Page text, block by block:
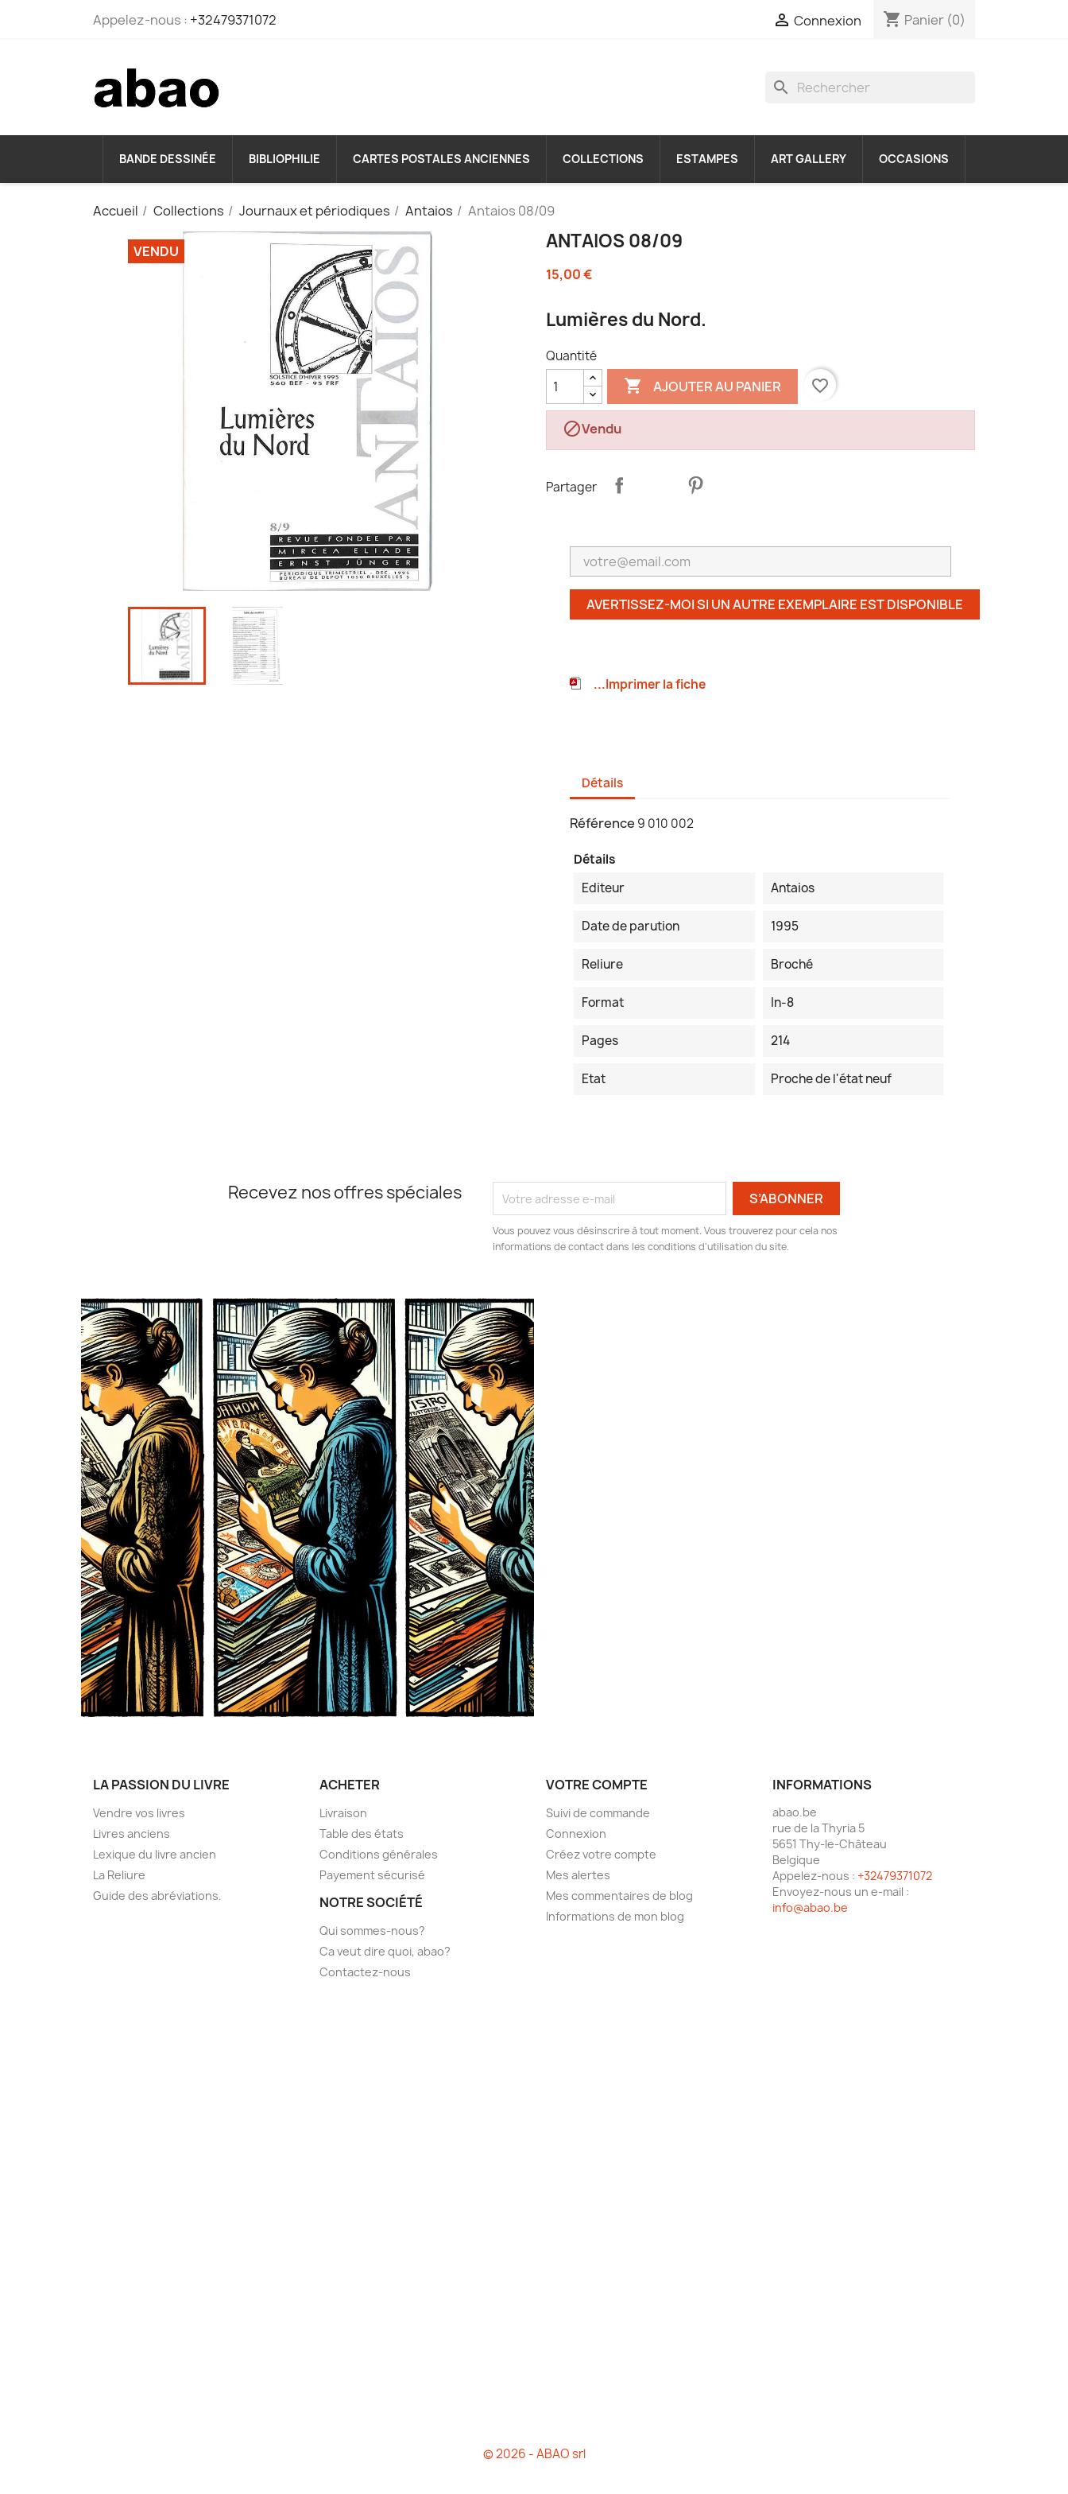
Appelez-nous : +32479371072  Connexion shopping_cart Panier (0)
search
BANDE DESSINÉE BIBLIOPHILIE CARTES POSTALES ANCIENNES COLLECTIONS ESTAMPES ART GALLERY OCCASIONS
Accueil Collections Journaux et périodiques Antaios Antaios 08/09
VENDU ANTAIOS 08/09
15,00 €
Lumières du Nord.
Quantité
 AJOUTER AU PANIER favorite_border
Vendu
Partager
AVERTISSEZ-MOI SI UN AUTRE EXEMPLAIRE EST DISPONIBLE
...Imprimer la fiche
Détails
Référence 9 010 002
Détails
Editeur
Antaios
Date de parution 1995
Reliure Broché
Format In-8
Pages 214
Etat Proche de l'état neuf
Recevez nos offres spéciales
Vous pouvez vous désinscrire à tout moment. Vous trouverez pour cela nos
informations de contact dans les conditions d'utilisation du site.
LA PASSION DU LIVRE
Vendre vos livres
Livres anciens
Lexique du livre ancien
La Reliure
Guide des abréviations.
ACHETER
Livraison
Table des états
Conditions générales
Payement sécurisé
NOTRE SOCIÉTÉ
Qui sommes-nous?
Ca veut dire quoi, abao?
Contactez-nous
VOTRE COMPTE
Suivi de commande
Connexion
Créez votre compte
Mes alertes
Mes commentaires de blog
Informations de mon blog
INFORMATIONS
abao.be
rue de la Thyria 5
5651 Thy-le-Château
Belgique
Appelez-nous : +32479371072
Envoyez-nous un e-mail :
info@abao.be
© 2026 - ABAO srl